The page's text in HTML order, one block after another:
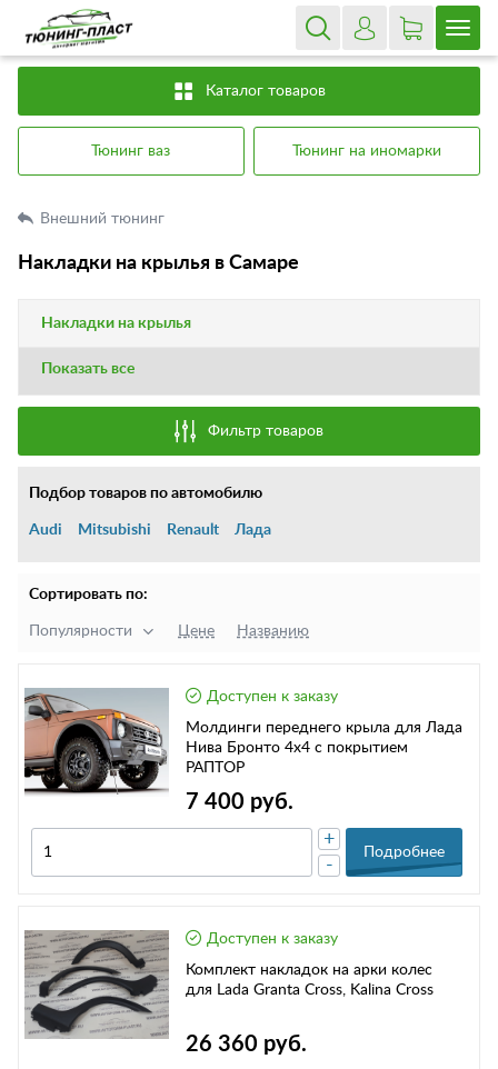
Каталог товаров
Тюнинг ваз Тюнинг на иномарки
Внешний тюнинг
Накладки на крылья в Самаре
Накладки на крылья
Показать все
Фильтр товаров
Подбор товаров по автомобилю
Audi Mitsubishi Renault Лада
Сортировать по:
Популярности Цене Названию
Доступен к заказу
Молдинги переднего крыла для Лада
Нива Бронто 4х4 c покрытием
РАПТОР
7 400 руб.
-
+
Подробнее
Доступен к заказу
Комплект накладок на арки колес
для Lada Granta Cross, Kalina Cross
26 360 руб.